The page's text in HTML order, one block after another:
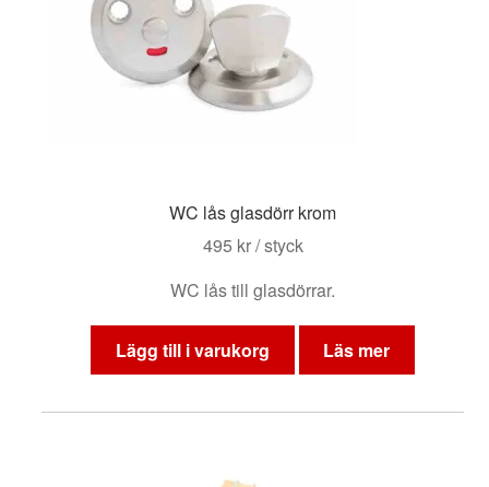
WC lås glasdörr krom
495 kr/ styck
WC lås till glasdörrar.
Lägg till i varukorg Läs mer